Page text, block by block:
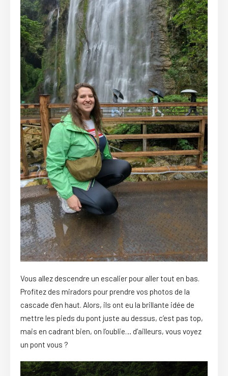
Vous allez descendre un escalier pour aller tout en bas.
Profitez des miradors pour prendre vos photos de la
cascade d’en haut. Alors, ils ont eu la brillante idée de
mettre les pieds du pont juste au dessus, c’est pas top,
mais en cadrant bien, on l’oublie… d’ailleurs, vous voyez
un pont vous ?